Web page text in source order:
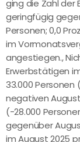
ging die Zahl
geringfügig
Personen; 0,0
im
angestiegen.,
Erwerbstätigen
33.000
negativen
(-28.000
gegenüber
im August 2025